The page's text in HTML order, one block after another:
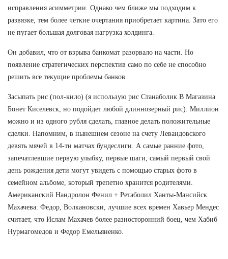
исправления асимметрии. Однако чем ближе мы подходим к
развязке, тем более четкие очертания приобретает картина. Зато его
не пугает большая долговая нагрузка холдинга.
Он добавил, что от взрыва банкомат разорвало на части. Но
появление стратегических перспектив само по себе не способно
решить все текущие проблемы банков.
Засыпать рис (пол-кило) (я использую рис Станаболик В Магазина
Бонет Киселевск, но подойдет любой длиннозерный рис). Миллион
можно и из одного рубля сделать, главное делать положительные
сделки. Напомним, в нынешнем сезоне на счету Левандовского
девять мячей в 14-ти матчах бундеслиги. А самые ранние фото,
запечатлевшие первую улыбку, первые шаги, самый первый свой
день рождения дети могут увидеть с помощью старых фото в
семейном альбоме, который трепетно хранится родителями.
Американский Нандролон Фенил + Ретаболил Ханты-Мансийск
Махачева: Федор, Волкановски, лучшие всех времен Хавьер Мендес
считает, что Ислам Махачев более разносторонний боец, чем Хабиб
Нурмагомедов и Федор Емельяненко.